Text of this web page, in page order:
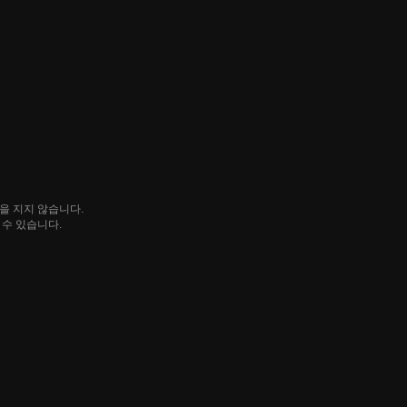
지지 않습니다.
있습니다.